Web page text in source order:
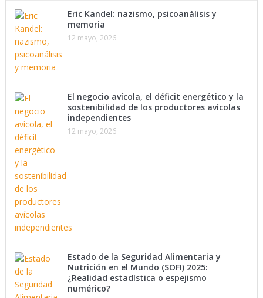
Eric Kandel: nazismo, psicoanálisis y
memoria
12 mayo, 2026
El negocio avícola, el déficit energético y la
sostenibilidad de los productores avícolas
independientes
12 mayo, 2026
Estado de la Seguridad Alimentaria y
Nutrición en el Mundo (SOFI) 2025:
¿Realidad estadística o espejismo
numérico?